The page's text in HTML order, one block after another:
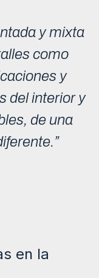
y mixta
como
y
del interior y
de una
en la